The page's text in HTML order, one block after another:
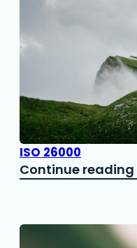
ISO 26000
Continue reading